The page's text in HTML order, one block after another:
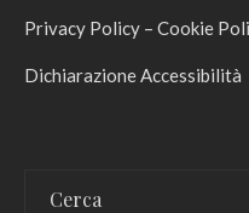
Privacy Policy – Cookie
Dichiarazione Accessibilità